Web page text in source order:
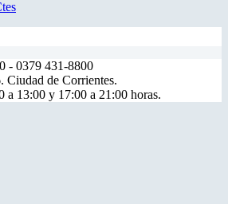
- 0379 431-8800
Ciudad de Corrientes.
13:00 y 17:00 a 21:00 horas.